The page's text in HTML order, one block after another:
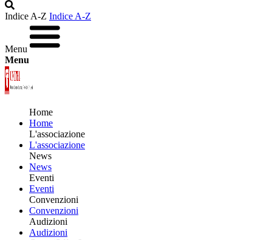
Indice A-Z Indice A-Z
Menu
Menu
Home
Home
L'associazione
L'associazione
News
News
Eventi
Eventi
Convenzioni
Convenzioni
Audizioni
Audizioni